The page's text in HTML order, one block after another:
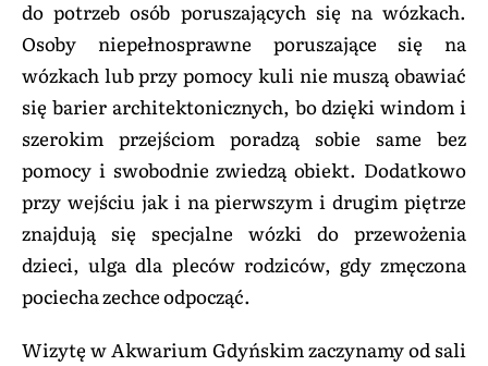
do potrzeb osób poruszających się na wózkach.
Osoby niepełnosprawne poruszające się na
wózkach lub przy pomocy kuli nie muszą obawiać
się barier architektonicznych, bo dzięki windom i
szerokim przejściom poradzą sobie same bez
pomocy i swobodnie zwiedzą obiekt. Dodatkowo
przy wejściu jak i na pierwszym i drugim piętrze
znajdują się specjalne wózki do przewożenia
dzieci, ulga dla pleców rodziców, gdy zmęczona
pociecha zechce odpocząć.
Wizytę w Akwarium Gdyńskim zaczynamy od sali